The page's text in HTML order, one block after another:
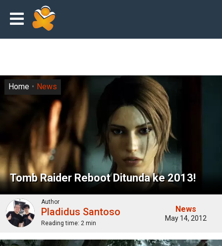
Tomb Raider Reboot Ditunda ke 2013!
Home News
Author
Pladidus Santoso
Reading time: 2 min
News
May 14, 2012